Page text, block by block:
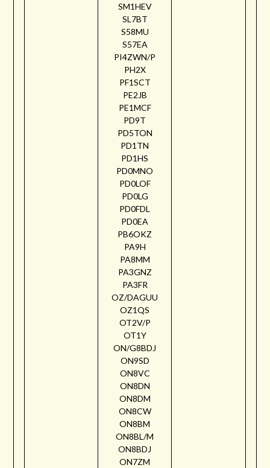
SM1HEV
SL7BT
S58MU
S57EA
PI4ZWN/P
PH2X
PF1SCT
PE2JB
PE1MCF
PD9T
PD5TON
PD1TN
PD1HS
PD0MNO
PD0LOF
PD0LG
PD0FDL
PD0EA
PB6OKZ
PA9H
PA8MM
PA3GNZ
PA3FR
OZ/DAGUU
OZ1QS
OT2V/P
OT1Y
ON/G8BDJ
ON9SD
ON8VC
ON8DN
ON8DM
ON8CW
ON8BM
ON8BL/M
ON8BDJ
ON7ZM